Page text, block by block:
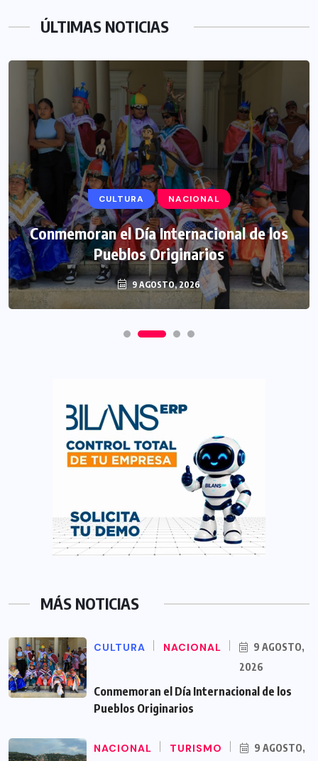
ÚLTIMAS NOTICIAS
CULTURA NACIONAL
Conmemoran el Día Internacional de los
Pueblos Originarios
9 AGOSTO, 2026
MÁS NOTICIAS
CULTURA NACIONAL
9 AGOSTO,
2026
Conmemoran el Día Internacional de los
Pueblos Originarios
NACIONAL TURISMO
9 AGOSTO,